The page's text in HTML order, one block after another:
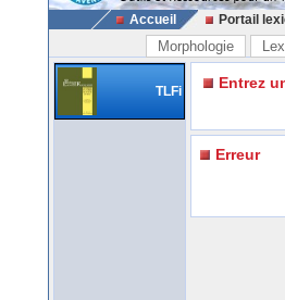
Accueil Portail
Morphologie
TLFi Entrez
Erreur